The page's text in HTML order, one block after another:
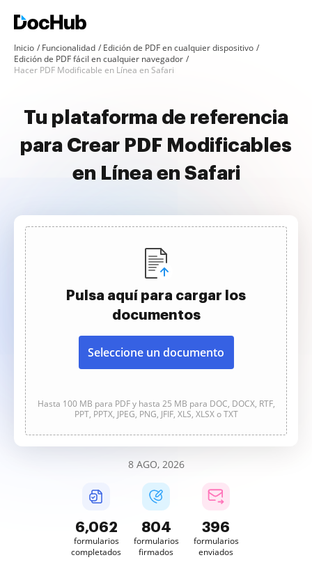
Inicio Funcionalidad
Edición de PDF en cualquier dispositivo
Edición de PDF fácil en cualquier navegador
Hacer PDF Modificable en Línea en Safari
Tu plataforma de referencia
para Crear PDF Modificables
en Línea en Safari
Pulsa aquí para cargar los
documentos
Seleccione un documento
Hasta 100 MB para PDF y hasta 25 MB para DOC, DOCX, RTF,
PPT, PPTX, JPEG, PNG, JFIF, XLS, XLSX o TXT
8 AGO, 2026
6,062
formularios
completados
804
formularios
firmados
396
formularios
enviados